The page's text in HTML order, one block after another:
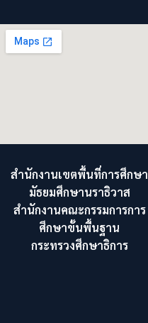
สำนักงานเขตพื้นที่การศึกษา
มัธยมศึกษานราธิวาส
สำนักงานคณะกรรมการการ
ศึกษาขั้นพื้นฐาน
กระทรวงศึกษาธิการ